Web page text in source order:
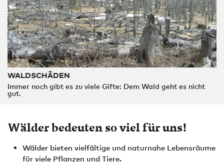
WALDSCHÄDEN
Immer noch gibt es zu viele Gifte: Dem Wald geht es nicht
gut.
Wälder bedeuten so viel für uns!
Wälder bieten vielfältige und naturnahe Lebensräume
für viele Pflanzen und Tiere.